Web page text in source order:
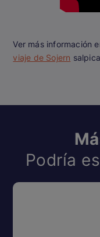
Ver más información
viaje de Sojern
Podría